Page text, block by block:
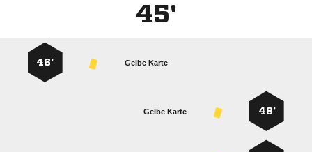
45'
Gelbe Karte
46’
48’
Gelbe Karte